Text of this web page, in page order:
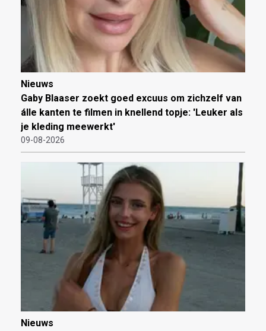
Nieuws
Gaby Blaaser zoekt goed excuus om zichzelf van
álle kanten te filmen in knellend topje: 'Leuker als
je kleding meewerkt'
09-08-2026
Nieuws